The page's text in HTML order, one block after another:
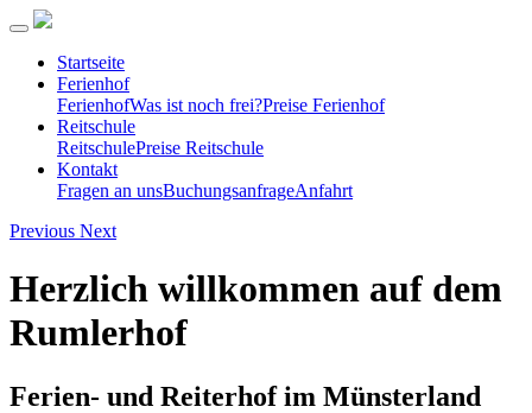
Startseite
Ferienhof
FerienhofWas ist noch frei?Preise Ferienhof
Reitschule
ReitschulePreise Reitschule
Kontakt
Fragen an unsBuchungsanfrageAnfahrt
Previous Next
Herzlich willkommen auf dem
Rumlerhof
Ferien- und Reiterhof im Münsterland